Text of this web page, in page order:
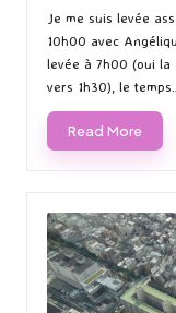
byJe me suis levée
10h00 avec
levée à 7h00 (oui la
vers 1h30), le temps…
Read More